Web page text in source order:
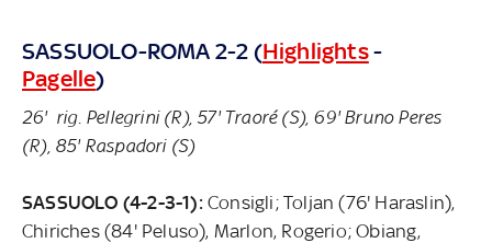
SASSUOLO-ROMA 2-2 (Highlights-
Pagelle)
26' rig. Pellegrini (R), 57' Traoré (S), 69' Bruno Peres
(R), 85' Raspadori (S)
SASSUOLO (4-2-3-1):Consigli; Toljan (76' Haraslin),
Chiriches (84' Peluso), Marlon, Rogerio; Obiang,